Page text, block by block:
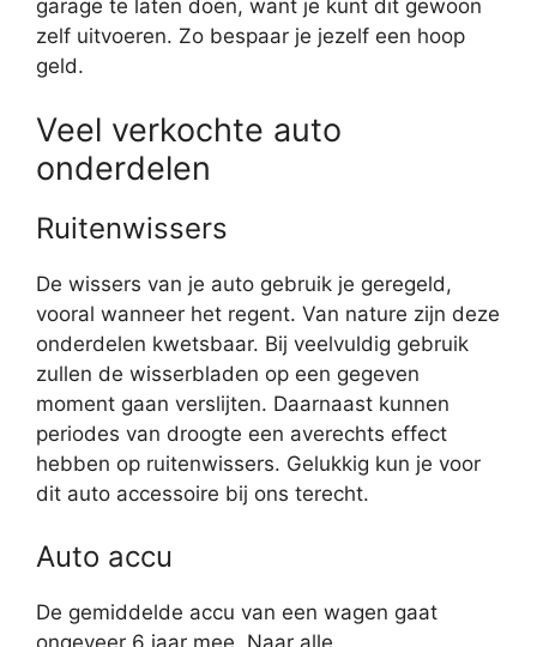
garage te laten doen, want je kunt dit gewoon
zelf uitvoeren. Zo bespaar je jezelf een hoop
geld.
Veel verkochte auto
onderdelen
Ruitenwissers
De wissers van je auto gebruik je geregeld,
vooral wanneer het regent. Van nature zijn deze
onderdelen kwetsbaar. Bij veelvuldig gebruik
zullen de wisserbladen op een gegeven
moment gaan verslijten. Daarnaast kunnen
periodes van droogte een averechts effect
hebben op ruitenwissers. Gelukkig kun je voor
dit auto accessoire bij ons terecht.
Auto accu
De gemiddelde accu van een wagen gaat
ongeveer 6 jaar mee. Naar alle